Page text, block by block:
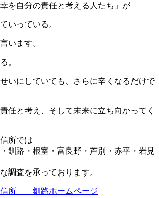
を自分の責任と考える人たち」が
いっている。
います。
。
いにしていても、さらに辛くなるだけで
任と考え、そして未来に立ち向かってく
所では
釧路・根室・富良野・芦別・赤平・岩見
調査を承っております。
信所 釧路ホームページ